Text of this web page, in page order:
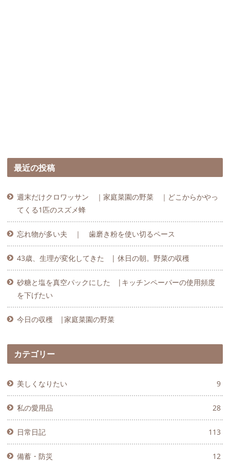
最近の投稿
週末だけクロワッサン ｜家庭菜園の野菜 ｜どこからかやっ
てくる1匹のスズメ蜂
忘れ物が多い夫 ｜ 歯磨き粉を使い切るペース
43歳、生理が変化してきた | 休日の朝。野菜の収穫
砂糖と塩を真空パックにした |キッチンペーパーの使用頻度
を下げたい
今日の収穫 |家庭菜園の野菜
カテゴリー
美しくなりたい 9
私の愛用品 28
日常日記 113
備蓄・防災 12